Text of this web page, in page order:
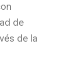
de
de la